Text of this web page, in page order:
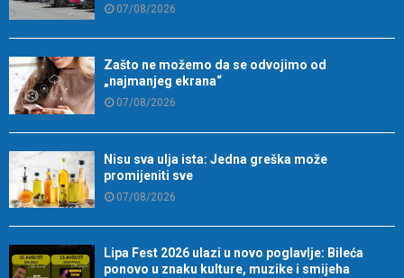
07/08/2026
Zašto ne možemo da se odvojimo od
„najmanjeg ekrana“
07/08/2026
Nisu sva ulja ista: Jedna greška može
promijeniti sve
07/08/2026
Lipa Fest 2026 ulazi u novo poglavlje: Bileća
ponovo u znaku kulture, muzike i smijeha